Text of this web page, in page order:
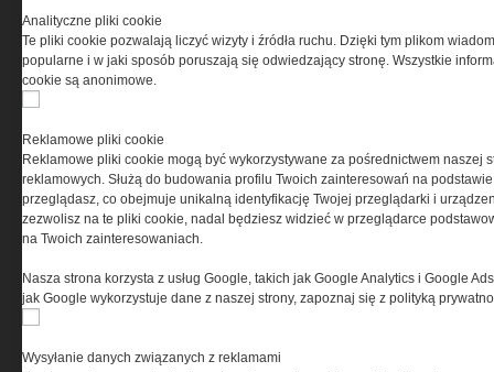
Ta witryna wykorzystuje pliki cookies do przechowywania
informacji na Twoim komputerze. Pliki cookies stosujemy
w celu świadczenia usług na najwyższym poziomie,
w tym w sposób dostosowany do indywidualnych potrzeb.
cookies oznacza, że będą one zamieszczane w Twoim
urządzeniu końcowym. W każdym momencie możesz
dokonać zmiany ustawień przeglądarki dotyczących
serwisu prosimy o zapoznanie się z naszą
prywatności
oraz informacją o cookies
Analityczne pliki cookie
Te pliki cookie pozwalają liczyć wizyty i źródła ruchu. Dzięki tym plikom
popularne i w jaki sposób poruszają się odwiedzający stronę. Wszystkie
cookie są anonimowe.
Reklamowe pliki cookie
Reklamowe pliki cookie mogą być wykorzystywane za pośrednictwem naszej
reklamowych. Służą do budowania profilu Twoich zainteresowań na
przeglądasz, co obejmuje unikalną identyfikację Twojej przeglądarki i
zezwolisz na te pliki cookie, nadal będziesz widzieć w przeglądarce
na Twoich zainteresowaniach.
Nasza strona korzysta z usług Google, takich jak Google Analytics i Google
jak Google wykorzystuje dane z naszej strony, zapoznaj się z polityką
Wysyłanie danych związanych z reklamami